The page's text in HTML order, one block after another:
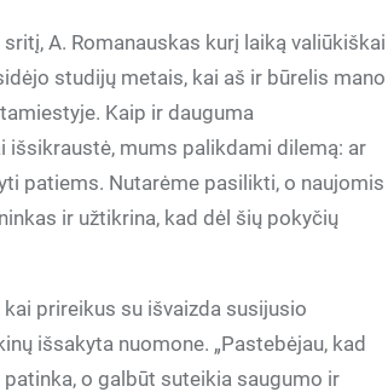
A. Romanauskas kurį laiką valiūkiškai
studijų metais, kai aš ir būrelis mano
Kaip ir dauguma
išsikraustė, mums palikdami dilemą: ar
patiems. Nutarėme pasilikti, o naujomis
ir užtikrina, kad dėl šių pokyčių
prireikus su išvaizda susijusio
išsakyta nuomone. „Pastebėjau, kad
o galbūt suteikia saugumo ir